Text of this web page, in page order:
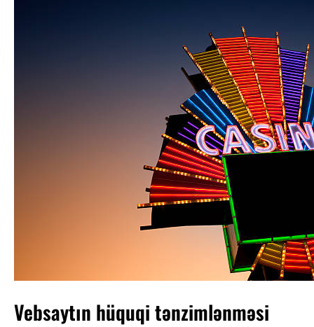
Vebsaytın hüquqi tənzimlənməsi